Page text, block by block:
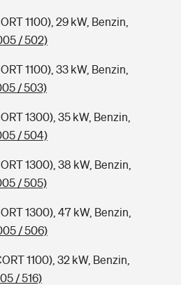
1100), 29 kW, Benzin,
/ 502)
1100), 33 kW, Benzin,
/ 503)
1300), 35 kW, Benzin,
/ 504)
1300), 38 kW, Benzin,
/ 505)
1300), 47 kW, Benzin,
/ 506)
1100), 32 kW, Benzin,
/ 516)